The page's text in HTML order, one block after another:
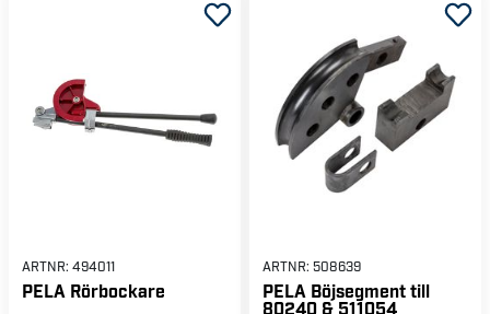
ARTNR: 494011
PELA Rörbockare
ARTNR: 508639
PELA Böjsegment till
80240 & 511054